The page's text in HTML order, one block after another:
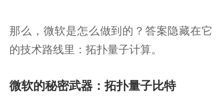
那么，微软是怎么做到的？答案隐藏在它
的技术路线里：拓扑量子计算。
微软的秘密武器：拓扑量子比特